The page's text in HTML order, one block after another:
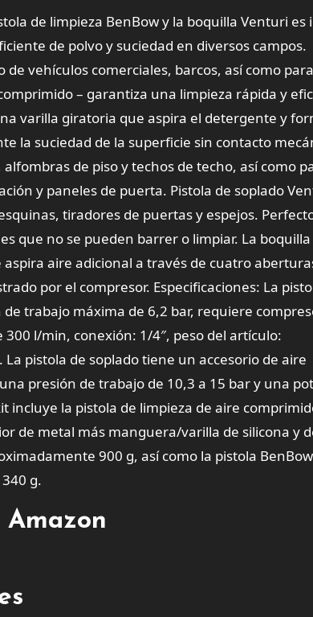
de limpieza BenBow y la boquilla Venturi es
de polvo y suciedad en diversos campos.
vehículos comerciales, barcos, así como
– garantiza una limpieza rápida y
varilla giratoria que aspira el detergente y
la suciedad de la superficie sin contacto
de piso y techos de techo, así como
y paneles de puerta. Pistola de soplado
tiradores de puertas y espejos.
que no se pueden barrer o limpiar. La
aire adicional a través de cuatro
por el compresor. Especificaciones: La
trabajo máxima de 6,2 bar, requiere
l/min, conexión: 1/4″, peso del artículo:
pistola de soplado tiene un accesorio de aire
presión de trabajo de 10,3 a 15 bar y una
incluye la pistola de limpieza de aire
de metal más manguera/varilla de silicona y
900 g, así como la pistola
g.
Amazon